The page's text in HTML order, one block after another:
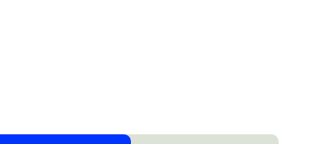
Social & Creator
PR